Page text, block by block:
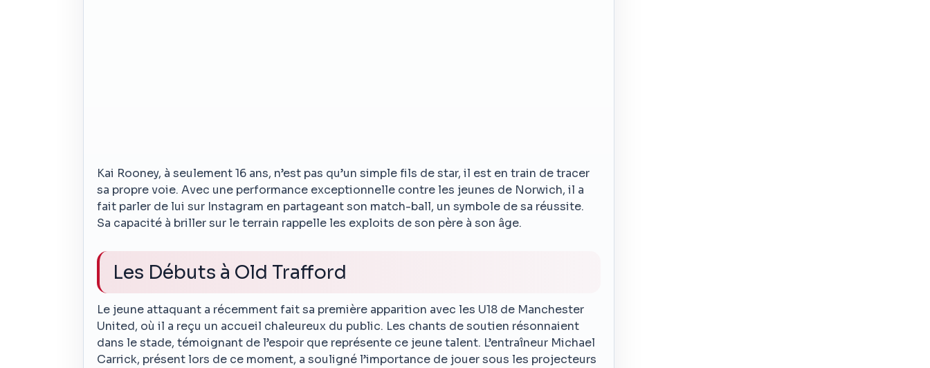
Kai Rooney, à seulement 16 ans, n’est pas qu’un simple fils de star, il est en train de tracer
sa propre voie. Avec une performance exceptionnelle contre les jeunes de Norwich, il a
fait parler de lui sur Instagram en partageant son match-ball, un symbole de sa réussite.
Sa capacité à briller sur le terrain rappelle les exploits de son père à son âge.
Les Débuts à Old Trafford
Le jeune attaquant a récemment fait sa première apparition avec les U18 de Manchester
United, où il a reçu un accueil chaleureux du public. Les chants de soutien résonnaient
dans le stade, témoignant de l’espoir que représente ce jeune talent. L’entraîneur Michael
Carrick, présent lors de ce moment, a souligné l’importance de jouer sous les projecteurs